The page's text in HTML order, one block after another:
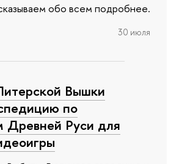
обо всем подробнее.
30 июля
Вышки
по
Древней Руси для